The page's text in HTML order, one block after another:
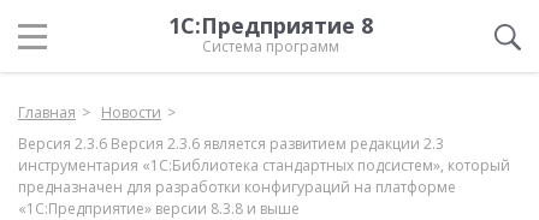
1С:Предприятие 8
Система программ
Главная
Новости
Версия 2.3.6 Версия 2.3.6 является развитием редакции 2.3
инструментария «1С:Библиотека стандартных подсистем», который
предназначен для разработки конфигураций на платформе
«1С:Предприятие» версии 8.3.8 и выше